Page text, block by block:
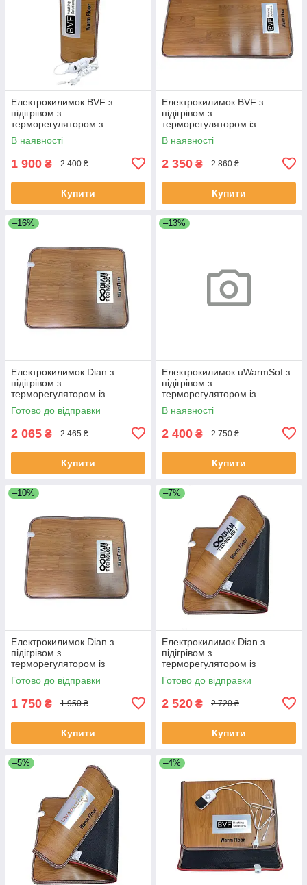
Електрокилимок BVF з
підігрівом з
терморегулятором з
таймером, 50х60 см
В наявності
1 900 ₴ 2 400 ₴
Купити
Електрокилимок BVF з
підігрівом з
терморегулятором із
таймером, 50х80 см
В наявності
2 350 ₴ 2 860 ₴
Купити
–16%
Електрокилимок Dian з
підігрівом з
терморегулятором із
таймером, 50х80 см
Готово до відправки
2 065 ₴ 2 465 ₴
Купити
–13%
Електрокилимок uWarmSof з
підігрівом з
терморегулятором із
таймером, 50х60 см
В наявності
2 400 ₴ 2 750 ₴
Купити
–10%
Електрокилимок Dian з
підігрівом з
терморегулятором із
таймером, 50х60 см
Готово до відправки
1 750 ₴ 1 950 ₴
Купити
–7%
Електрокилимок Dian з
підігрівом з
терморегулятором із
таймером, 50х100 см
Готово до відправки
2 520 ₴ 2 720 ₴
Купити
–5% –4%